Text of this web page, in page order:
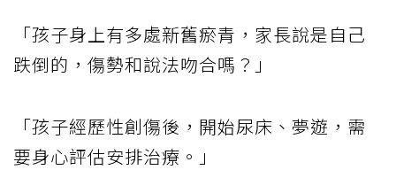
「孩子身上有多處新舊瘀青，家長說是自己
跌倒的，傷勢和說法吻合嗎？」
「孩子經歷性創傷後，開始尿床、夢遊，需
要身心評估安排治療。」